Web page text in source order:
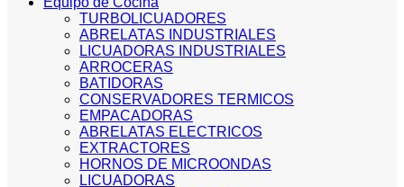
TURBOLICUADORES
ABRELATAS INDUSTRIALES
LICUADORAS INDUSTRIALES
ARROCERAS
BATIDORAS
CONSERVADORES TERMICOS
EMPACADORAS
ABRELATAS ELECTRICOS
EXTRACTORES
HORNOS DE MICROONDAS
LICUADORAS